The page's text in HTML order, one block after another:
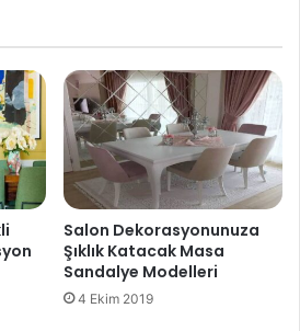
Salon Dekorasyonunuza
Şıklık Katacak Masa
Sandalye Modelleri
4 Ekim 2019